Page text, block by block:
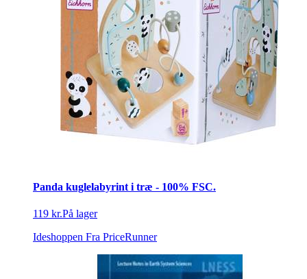
Panda kuglelabyrint i træ - 100% FSC.
119 kr.På lager
Ideshoppen Fra PriceRunner